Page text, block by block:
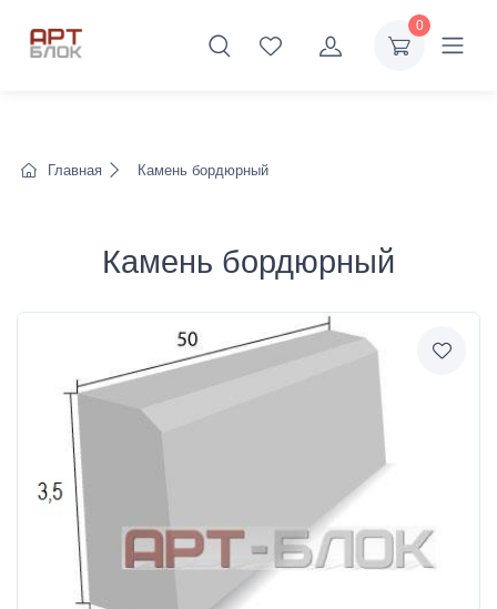
0
Главная Камень бордюрный
Камень бордюрный